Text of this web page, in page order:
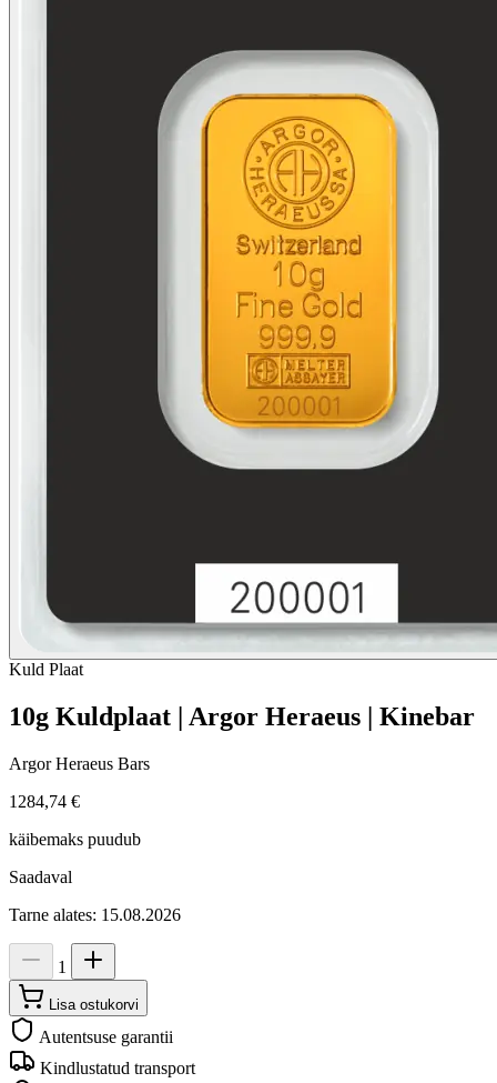
Kuld Plaat
10g Kuldplaat | Argor Heraeus | Kinebar
Argor Heraeus Bars
1284,74 €
käibemaks puudub
Saadaval
Tarne alates: 15.08.2026
1
Lisa ostukorvi
Autentsuse garantii
Kindlustatud transport